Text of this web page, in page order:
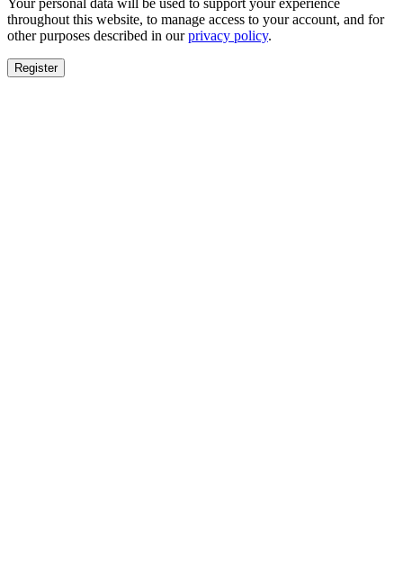
throughout this website, to manage access to your account, and for
other purposes described in ourprivacy policy.